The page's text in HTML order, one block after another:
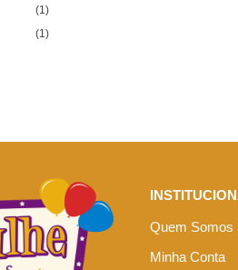
(1)
(1)
Quem Somos
Minha Conta